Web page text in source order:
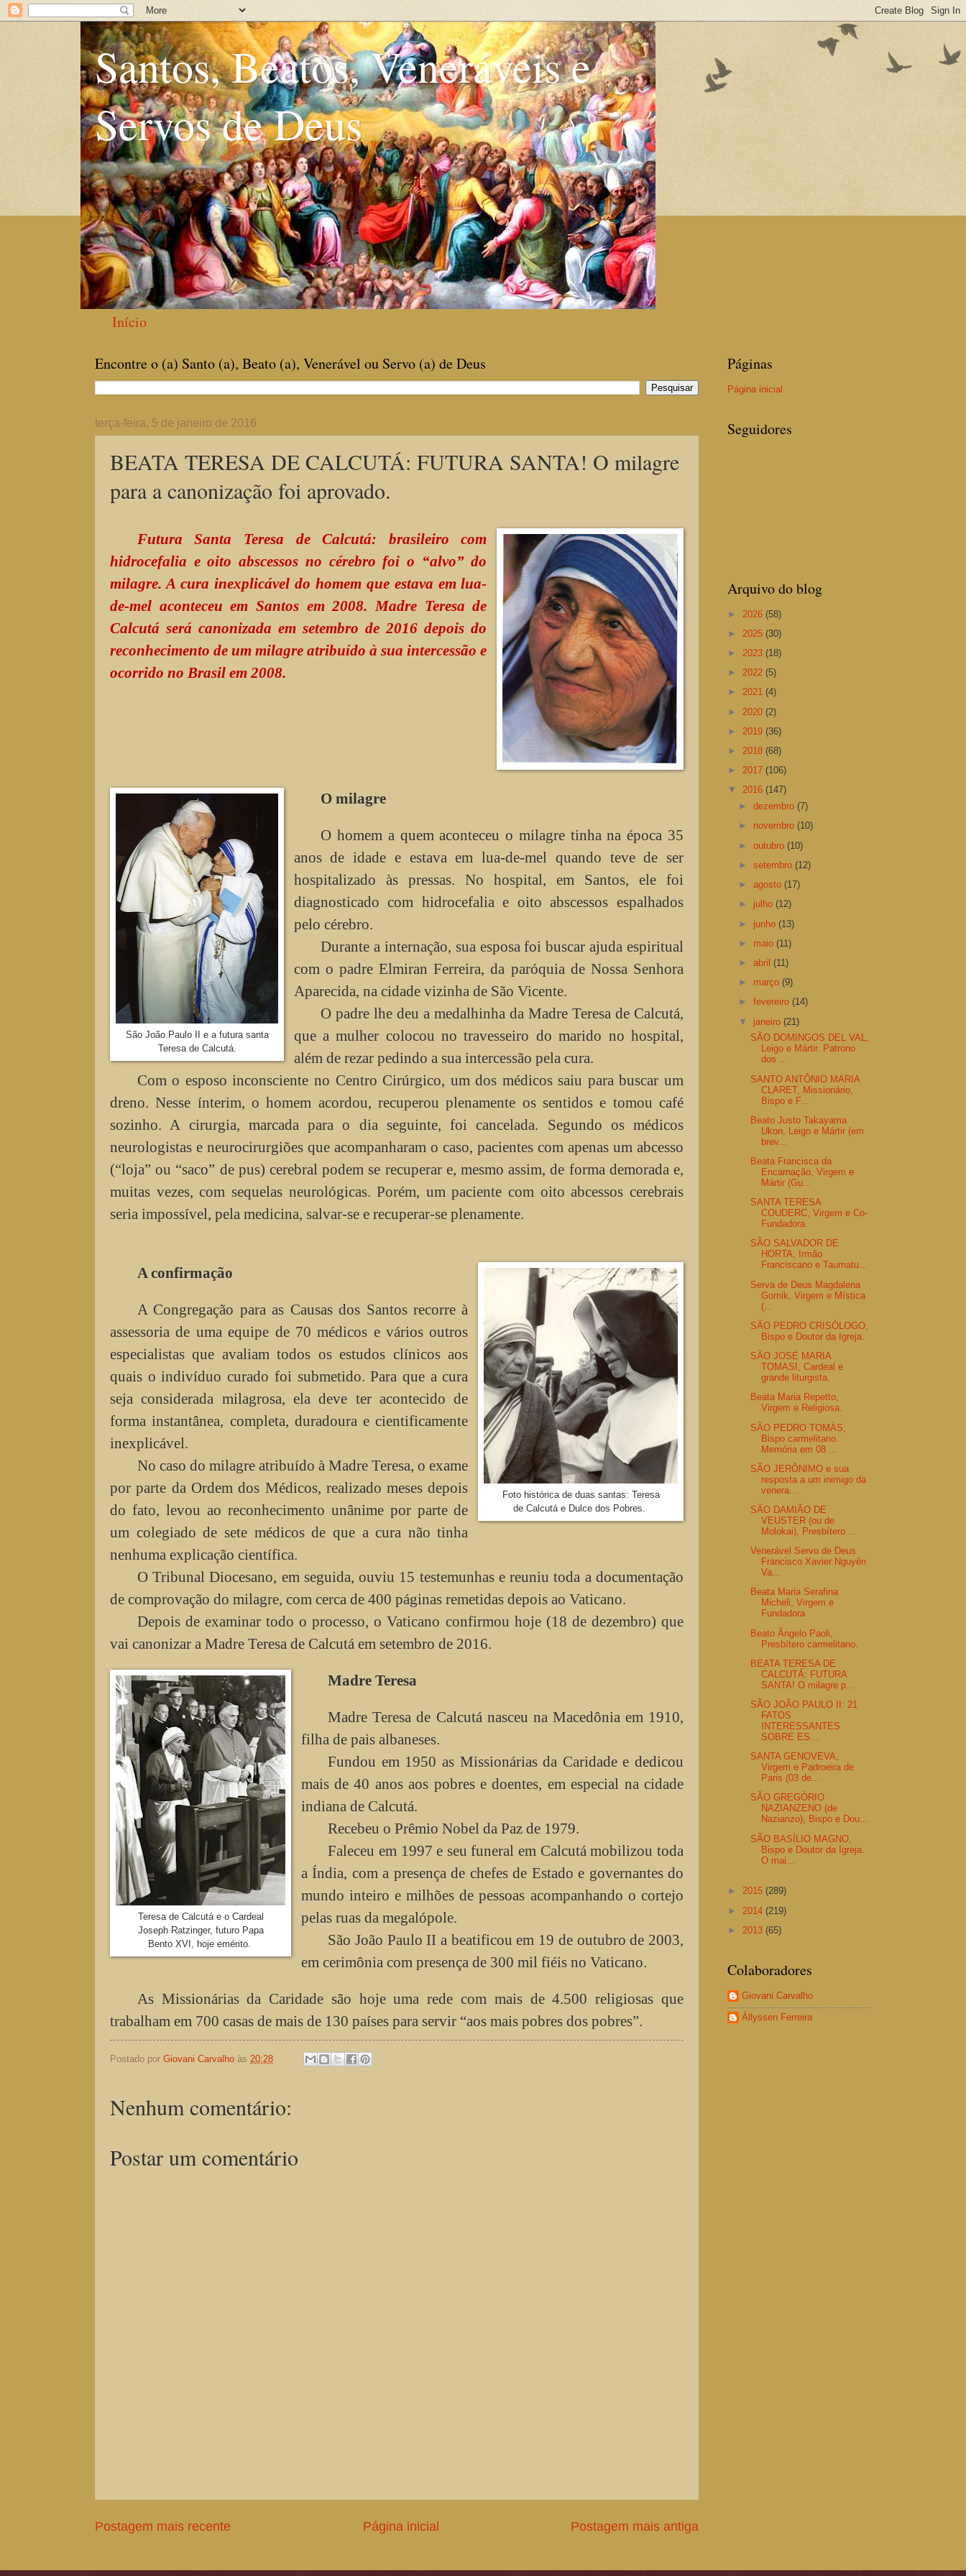
Santos, Beatos, Veneráveis e
Servos de Deus
Início
Encontre o (a) Santo (a), Beato (a), Venerável ou Servo (a) de Deus
terça-feira, 5 de janeiro de 2016
BEATA TERESA DE CALCUTÁ: FUTURA SANTA! O milagre
para a canonização foi aprovado.
Futura Santa Teresa de Calcutá: brasileiro com
hidrocefalia e oito abscessos no cérebro foi o “alvo” do
milagre. A cura inexplicável do homem que estava em lua-
de-mel aconteceu em Santos em 2008. Madre Teresa de
Calcutá será canonizada em setembro de 2016 depois do
reconhecimento de um milagre atribuído à sua intercessão e
ocorrido no Brasil em 2008.
São João Paulo II e a futura santa
Teresa de Calcutá.
O milagre
O homem a quem aconteceu o milagre tinha na época 35
anos de idade e estava em lua-de-mel quando teve de ser
hospitalizado às pressas. No hospital, em Santos, ele foi
diagnosticado com hidrocefalia e oito abscessos espalhados
pelo cérebro.
Durante a internação, sua esposa foi buscar ajuda espiritual
com o padre Elmiran Ferreira, da paróquia de Nossa Senhora
Aparecida, na cidade vizinha de São Vicente.
O padre lhe deu a medalhinha da Madre Teresa de Calcutá,
que a mulher colocou no travesseiro do marido no hospital,
além de rezar pedindo a sua intercessão pela cura.
Com o esposo inconsciente no Centro Cirúrgico, um dos médicos saiu para buscar um
dreno. Nesse ínterim, o homem acordou, recuperou plenamente os sentidos e tomou café
sozinho. A cirurgia, marcada para o dia seguinte, foi cancelada. Segundo os médicos
neurologistas e neurocirurgiões que acompanharam o caso, pacientes com apenas um abcesso
(“loja” ou “saco” de pus) cerebral podem se recuperar e, mesmo assim, de forma demorada e,
muitas vezes, com sequelas neurológicas. Porém, um paciente com oito abcessos cerebrais
seria impossível, pela medicina, salvar-se e recuperar-se plenamente.
Foto histórica de duas santas: Teresa
de Calcutá e Dulce dos Pobres.
A confirmação
A Congregação para as Causas dos Santos recorre à
assessoria de uma equipe de 70 médicos e vários outros
especialistas que avaliam todos os estudos clínicos aos
quais o indivíduo curado foi submetido. Para que a cura
seja considerada milagrosa, ela deve ter acontecido de
forma instantânea, completa, duradoura e cientificamente
inexplicável.
No caso do milagre atribuído à Madre Teresa, o exame
por parte da Ordem dos Médicos, realizado meses depois
do fato, levou ao reconhecimento unânime por parte de
um colegiado de sete médicos de que a cura não tinha
nenhuma explicação científica.
O Tribunal Diocesano, em seguida, ouviu 15 testemunhas e reuniu toda a documentação
de comprovação do milagre, com cerca de 400 páginas remetidas depois ao Vaticano.
Depois de examinar todo o processo, o Vaticano confirmou hoje (18 de dezembro) que
vai canonizar a Madre Teresa de Calcutá em setembro de 2016.
Teresa de Calcutá e o Cardeal
Joseph Ratzinger, futuro Papa
Bento XVI, hoje emérito.
Madre Teresa
Madre Teresa de Calcutá nasceu na Macedônia em 1910,
filha de pais albaneses.
Fundou em 1950 as Missionárias da Caridade e dedicou
mais de 40 anos aos pobres e doentes, em especial na cidade
indiana de Calcutá.
Recebeu o Prêmio Nobel da Paz de 1979.
Faleceu em 1997 e seu funeral em Calcutá mobilizou toda
a Índia, com a presença de chefes de Estado e governantes do
mundo inteiro e milhões de pessoas acompanhando o cortejo
pelas ruas da megalópole.
São João Paulo II a beatificou em 19 de outubro de 2003,
em cerimônia com presença de 300 mil fiéis no Vaticano.
As Missionárias da Caridade são hoje uma rede com mais de 4.500 religiosas que
trabalham em 700 casas de mais de 130 países para servir “aos mais pobres dos pobres”.
Postado por Giovani Carvalho às 20:28
Nenhum comentário:
Postar um comentário
Postagem mais recente Postagem mais antiga
Página inicial
Páginas
Página inicial
Seguidores
Arquivo do blog
► 2026 (58)
► 2025 (30)
► 2023 (18)
► 2022 (5)
► 2021 (4)
► 2020 (2)
► 2019 (36)
► 2018 (68)
► 2017 (106)
▼ 2016 (147)
►dezembro(7)
► novembro(10)
►outubro(10)
►setembro(12)
►agosto(17)
► julho(12)
► junho(13)
► maio(11)
►abril(11)
► março(9)
►fevereiro(14)
▼ janeiro(21)
SÃO DOMINGOS DEL VAL,
Leigo e Mártir. Patrono
dos ...
SANTO ANTÔNIO MARIA
CLARET, Missionário,
Bispo e F...
Beato Justo Takayama
Ukon, Leigo e Mártir (em
brev...
Beata Francisca da
Encarnação, Virgem e
Mártir (Gu...
SANTA TERESA
COUDERC, Virgem e Co-
Fundadora.
SÃO SALVADOR DE
HORTA, Irmão
Franciscano e Taumatu...
Serva de Deus Magdalena
Gornik, Virgem e Mística
(...
SÃO PEDRO CRISÓLOGO,
Bispo e Doutor da Igreja.
SÃO JOSÉ MARIA
TOMASI, Cardeal e
grande liturgista.
Beata Maria Repetto,
Virgem e Religiosa.
SÃO PEDRO TOMÁS,
Bispo carmelitano.
Memória em 08 ...
SÃO JERÔNIMO e sua
resposta a um inimigo da
venera...
SÃO DAMIÃO DE
VEUSTER (ou de
Molokai), Presbítero ...
Venerável Servo de Deus
Francisco Xavier Nguyên
Va...
Beata Maria Serafina
Micheli, Virgem e
Fundadora
Beato Ângelo Paoli,
Presbítero carmelitano.
BEATA TERESA DE
CALCUTÁ: FUTURA
SANTA! O milagre p...
SÃO JOÃO PAULO II: 21
FATOS
INTERESSANTES
SOBRE ES...
SANTA GENOVEVA,
Virgem e Padroeira de
Paris (03 de...
SÃO GREGÓRIO
NAZIANZENO (de
Nazianzo), Bispo e Dou...
SÃO BASÍLIO MAGNO,
Bispo e Doutor da Igreja.
O mai...
► 2015 (289)
► 2014 (219)
► 2013 (65)
Colaboradores
Giovani Carvalho
Állyssen Ferreira